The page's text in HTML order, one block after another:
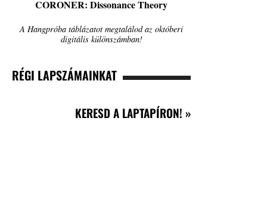
CORONER: Dissonance Theory
A Hangpróba táblázatot megtalálod az októberi
digitális különszámban!
RÉGI LAPSZÁMAINKAT
KERESD A LAPTAPÍRON! »